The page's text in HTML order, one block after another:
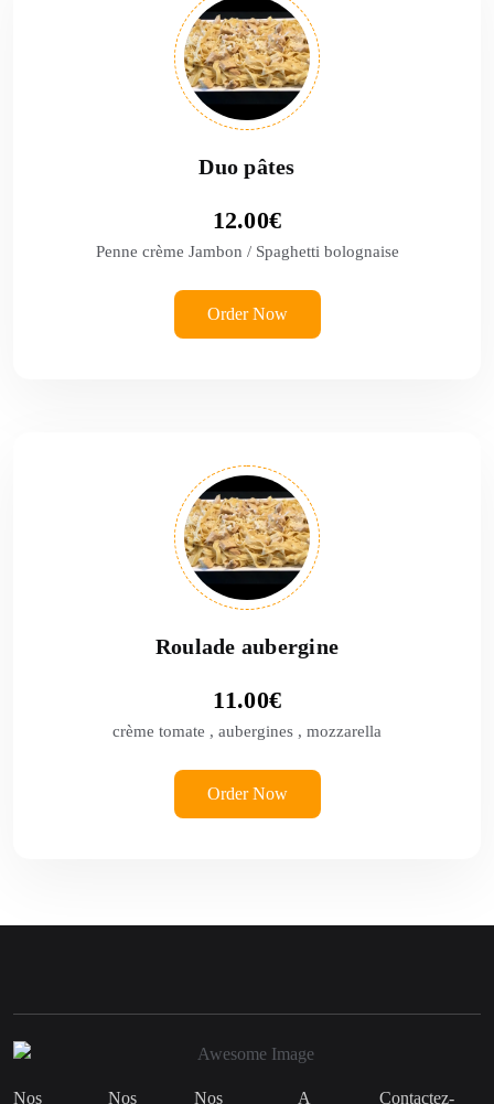
Duo pâtes
12.00€
Penne crème Jambon / Spaghetti bolognaise
Order Now
Roulade aubergine
11.00€
crème tomate , aubergines , mozzarella
Order Now
Nos Nos Nos A Contactez-